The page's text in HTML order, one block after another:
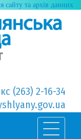
сайту та архів данних
(263) 2-16-34